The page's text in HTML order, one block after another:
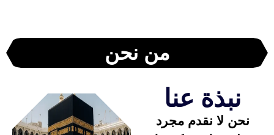
من نحن
نبذة عنا
نحن لا نقدم مجرد